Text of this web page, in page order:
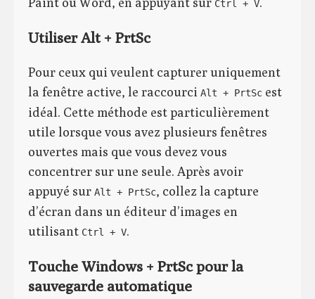
Ctrl + V
Utiliser Alt + PrtSc
Pour ceux qui veulent capturer uniquement
la fenêtre active, le raccourci Alt + PrtSc est
idéal. Cette méthode est particulièrement
utile lorsque vous avez plusieurs fenêtres
ouvertes mais que vous devez vous
concentrer sur une seule. Après avoir
appuyé sur Alt + PrtSc, collez la capture
d’écran dans un éditeur d’images en
utilisant Ctrl + V.
Touche Windows + PrtSc pour la
sauvegarde automatique